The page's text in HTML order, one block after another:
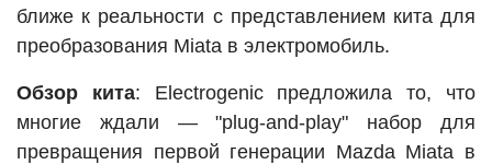
ближе к реальности с представлением кита для
преобразования Miata в электромобиль.
Обзор кита: Electrogenic предложила то, что
многие ждали — "plug-and-play" набор для
превращения первой генерации Mazda Miata в